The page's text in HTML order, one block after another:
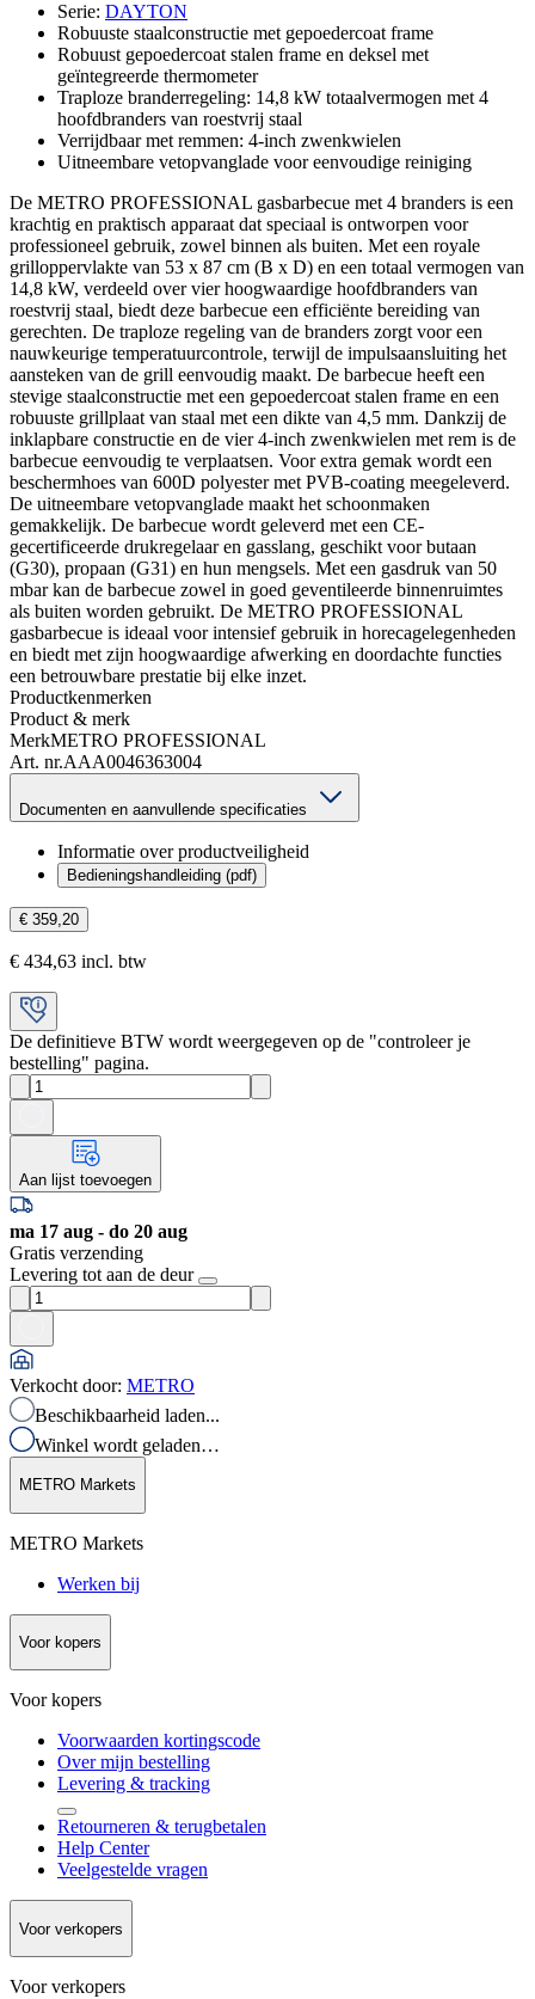
Serie: DAYTON
Robuuste staalconstructie met gepoedercoat frame
Robuust gepoedercoat stalen frame en deksel met
geïntegreerde thermometer
Traploze branderregeling: 14,8 kW totaalvermogen met 4
hoofdbranders van roestvrij staal
Verrijdbaar met remmen: 4-inch zwenkwielen
Uitneembare vetopvanglade voor eenvoudige reiniging
De METRO PROFESSIONAL gasbarbecue met 4 branders is een
krachtig en praktisch apparaat dat speciaal is ontworpen voor
professioneel gebruik, zowel binnen als buiten. Met een royale
grilloppervlakte van 53 x 87 cm (B x D) en een totaal vermogen van
14,8 kW, verdeeld over vier hoogwaardige hoofdbranders van
roestvrij staal, biedt deze barbecue een efficiënte bereiding van
gerechten. De traploze regeling van de branders zorgt voor een
nauwkeurige temperatuurcontrole, terwijl de impulsaansluiting het
aansteken van de grill eenvoudig maakt. De barbecue heeft een
stevige staalconstructie met een gepoedercoat stalen frame en een
robuuste grillplaat van staal met een dikte van 4,5 mm. Dankzij de
inklapbare constructie en de vier 4-inch zwenkwielen met rem is de
barbecue eenvoudig te verplaatsen. Voor extra gemak wordt een
beschermhoes van 600D polyester met PVB-coating meegeleverd.
De uitneembare vetopvanglade maakt het schoonmaken
gemakkelijk. De barbecue wordt geleverd met een CE-
gecertificeerde drukregelaar en gasslang, geschikt voor butaan
(G30), propaan (G31) en hun mengsels. Met een gasdruk van 50
mbar kan de barbecue zowel in goed geventileerde binnenruimtes
als buiten worden gebruikt. De METRO PROFESSIONAL
gasbarbecue is ideaal voor intensief gebruik in horecagelegenheden
en biedt met zijn hoogwaardige afwerking en doordachte functies
een betrouwbare prestatie bij elke inzet.
Productkenmerken
Product & merk
MerkMETRO PROFESSIONAL
Art. nr.AAA0046363004
Documenten en aanvullende specificaties
Informatie over productveiligheid
Bedieningshandleiding (pdf)
€ 359,20
€ 434,63 incl. btw
De definitieve BTW wordt weergegeven op de "controleer je
bestelling" pagina.
Aan lijst toevoegen
ma 17 aug - do 20 aug
Gratis verzending
Levering tot aan de deur
Verkocht door: METRO
Beschikbaarheid laden...
Winkel wordt geladen…
METRO Markets
METRO Markets
Werken bij
Voor kopers
Voor kopers
Voorwaarden kortingscode
Over mijn bestelling
Levering & tracking
Retourneren & terugbetalen
Help Center
Veelgestelde vragen
Voor verkopers
Voor verkopers